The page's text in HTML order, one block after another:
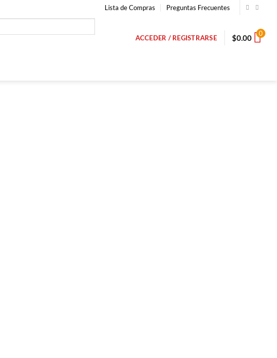
Lista de Compras Preguntas Frecuentes
ACCEDER / REGISTRARSE $0.00 0